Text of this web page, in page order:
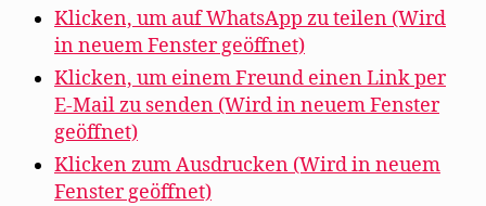
York“
Klicken, um auf WhatsApp zu teilen (Wird
in neuem Fenster geöffnet)
Klicken, um einem Freund einen Link per
E-Mail zu senden (Wird in neuem Fenster
geöffnet)
Klicken zum Ausdrucken (Wird in neuem
Fenster geöffnet)